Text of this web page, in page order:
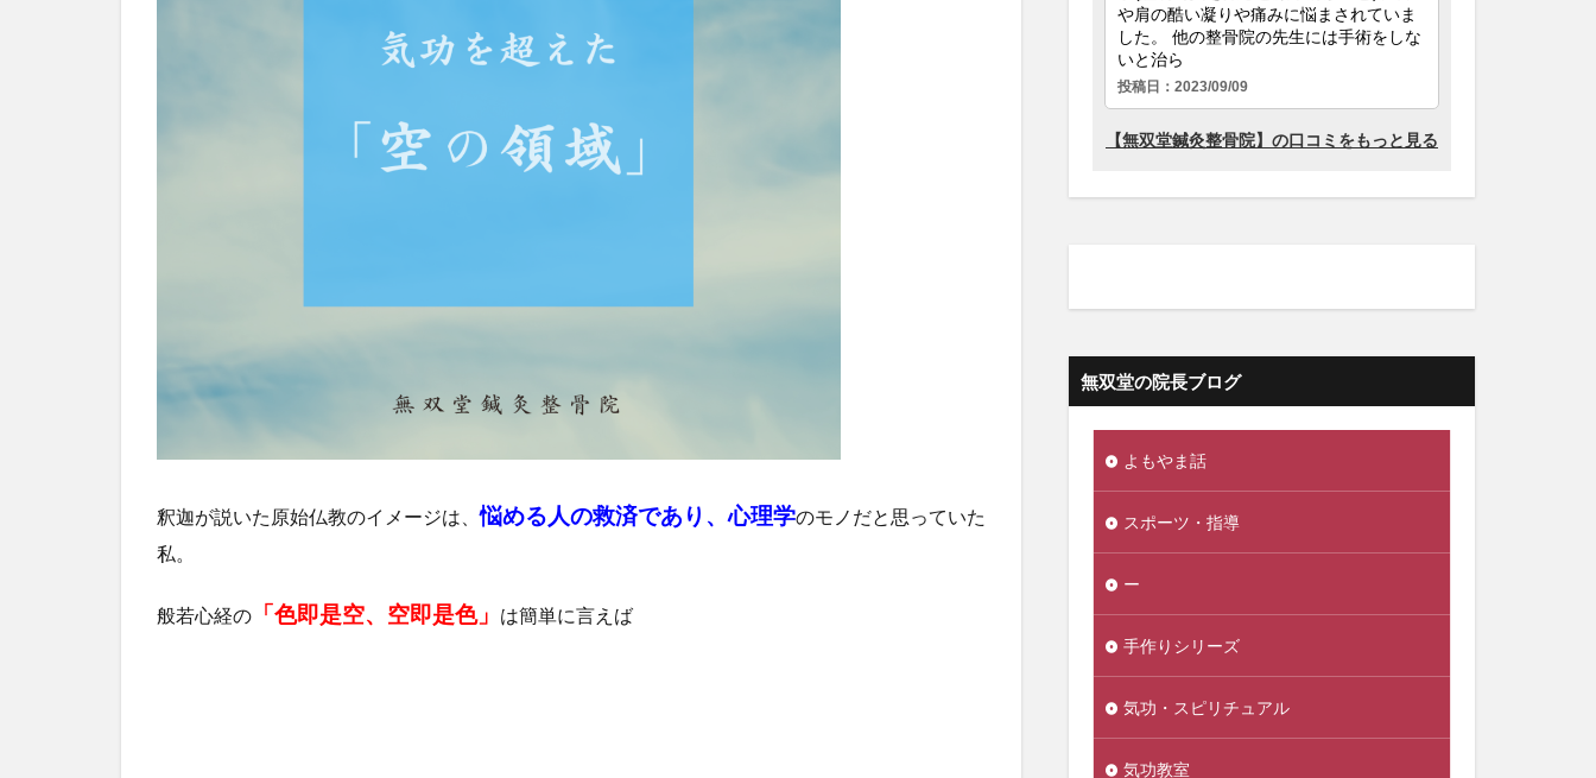
釈迦が説いた原始仏教のイメージは、悩める人の救済であり、心理学のモノだと思っていた
私。
般若心経の 「色即是空、空即是色」 は簡単に言えば
無双堂の院長ブログ
よもやま話
スポーツ・指導
ー
手作りシリーズ
気功・スピリチュアル
気功教室